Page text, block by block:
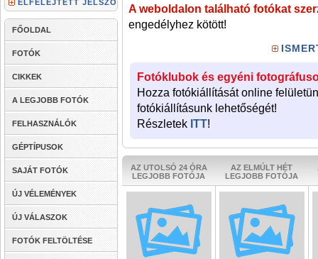
ELFELEJTETT JELSZÓ
FŐOLDAL
FOTÓK
CIKKEK
A LEGJOBB FOTÓK
FELHASZNÁLÓK
GÉPTÍPUSOK
SAJÁT FOTÓK
ÚJ VÉLEMÉNYEK
ÚJ VÁLASZOK
FOTÓK FELTÖLTÉSE
A weboldalon található fotókat
engedélyhez kötött!
Fotóklubok és egyéni
Hozza fotókiállítását online
fotókiállításunk lehetőségét!
Részletek ITT!
AZ UTOLSÓ 24 ÓRA
LEGJOBB FOTÓJA
AZ ELMÚLT HÉT
LEGJOBB FOTÓJA